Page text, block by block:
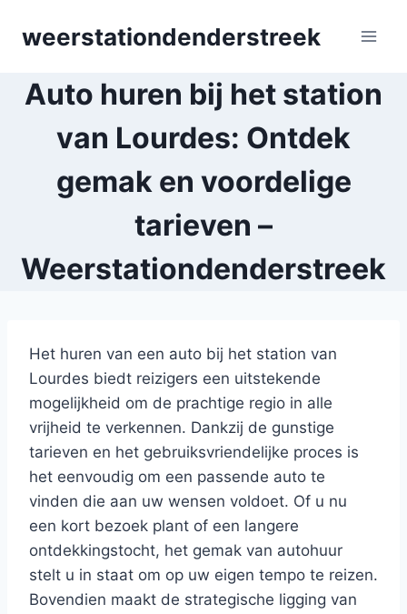
weerstationdenderstreek
Auto huren bij het station
van Lourdes: Ontdek
gemak en voordelige
tarieven –
Weerstationdenderstreek
Het huren van een auto bij het station van
Lourdes biedt reizigers een uitstekende
mogelijkheid om de prachtige regio in alle
vrijheid te verkennen. Dankzij de gunstige
tarieven en het gebruiksvriendelijke proces is
het eenvoudig om een passende auto te
vinden die aan uw wensen voldoet. Of u nu
een kort bezoek plant of een langere
ontdekkingstocht, het gemak van autohuur
stelt u in staat om op uw eigen tempo te reizen.
Bovendien maakt de strategische ligging van